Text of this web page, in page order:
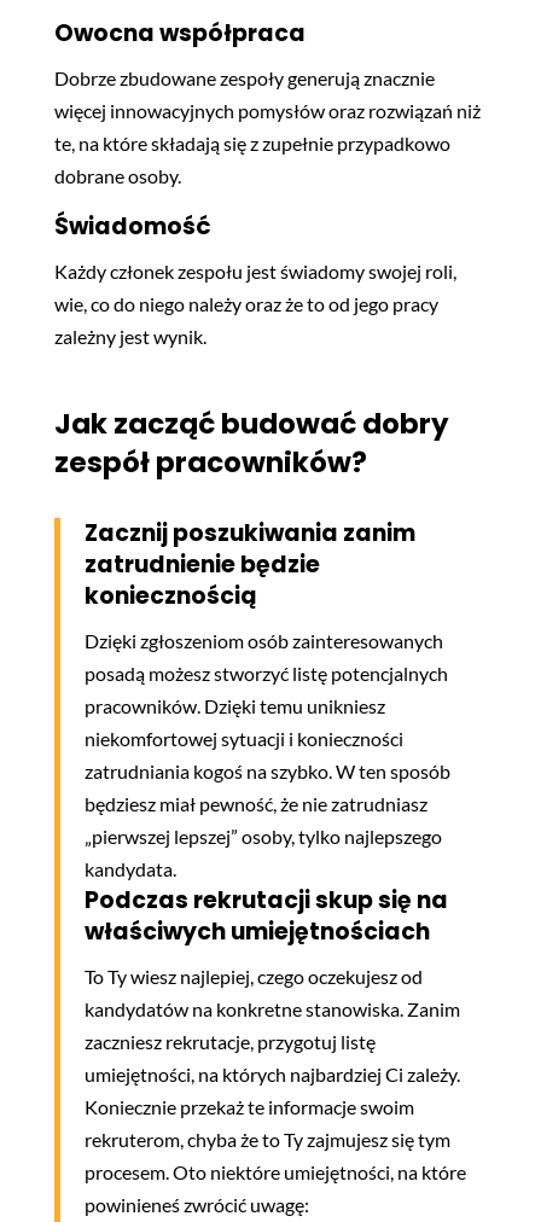
Owocna współpraca
Dobrze zbudowane zespoły generują znacznie
więcej innowacyjnych pomysłów oraz rozwiązań niż
te, na które składają się z zupełnie przypadkowo
dobrane osoby.
Świadomość
Każdy członek zespołu jest świadomy swojej roli,
wie, co do niego należy oraz że to od jego pracy
zależny jest wynik.
Jak zacząć budować dobry
zespół pracowników?
Zacznij poszukiwania zanim
zatrudnienie będzie
koniecznością
Dzięki zgłoszeniom osób zainteresowanych
posadą możesz stworzyć listę potencjalnych
pracowników. Dzięki temu unikniesz
niekomfortowej sytuacji i konieczności
zatrudniania kogoś na szybko. W ten sposób
będziesz miał pewność, że nie zatrudniasz
„pierwszej lepszej” osoby, tylko najlepszego
kandydata.
Podczas rekrutacji skup się na
właściwych umiejętnościach
To Ty wiesz najlepiej, czego oczekujesz od
kandydatów na konkretne stanowiska. Zanim
zaczniesz rekrutacje, przygotuj listę
umiejętności, na których najbardziej Ci zależy.
Koniecznie przekaż te informacje swoim
rekruterom, chyba że to Ty zajmujesz się tym
procesem. Oto niektóre umiejętności, na które
powinieneś zwrócić uwagę: